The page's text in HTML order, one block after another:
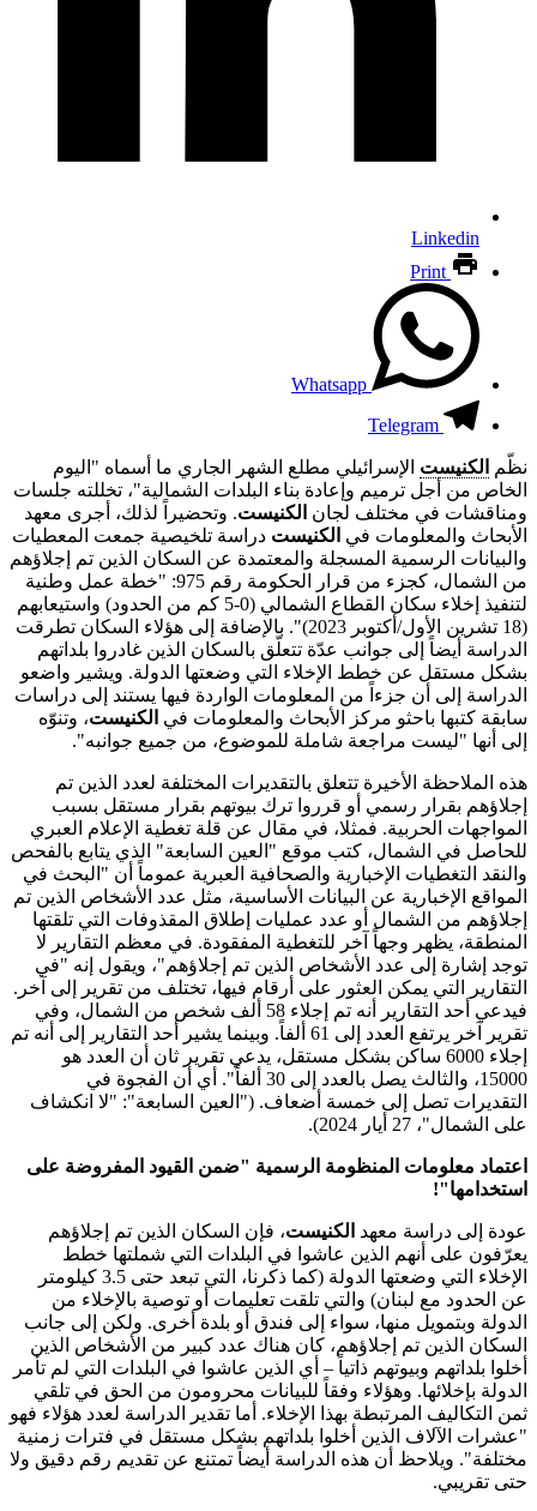
Linkedin
Print
Whatsapp
Telegram
نظّم الكنيست الإسرائيلي مطلع الشهر الجاري ما أسماه "اليوم
الخاص من أجل ترميم وإعادة بناء البلدات الشمالية"، تخللته جلسات
ومناقشات في مختلف لجان الكنيست. وتحضيراً لذلك، أجرى معهد
الأبحاث والمعلومات في الكنيست دراسة تلخيصية جمعت المعطيات
والبيانات الرسمية المسجلة والمعتمدة عن السكان الذين تم إجلاؤهم
من الشمال، كجزء من قرار الحكومة رقم 975: "خطة عمل وطنية
لتنفيذ إخلاء سكان القطاع الشمالي (0-5 كم من الحدود) واستيعابهم
(18 تشرين الأول/أكتوبر 2023)". بالإضافة إلى هؤلاء السكان تطرقت
الدراسة أيضاً إلى جوانب عدّة تتعلّق بالسكان الذين غادروا بلداتهم
بشكل مستقل عن خطط الإخلاء التي وضعتها الدولة. ويشير واضعو
الدراسة إلى أن جزءاً من المعلومات الواردة فيها يستند إلى دراسات
سابقة كتبها باحثو مركز الأبحاث والمعلومات في الكنيست، وتنوّه
إلى أنها "ليست مراجعة شاملة للموضوع، من جميع جوانبه".
هذه الملاحظة الأخيرة تتعلق بالتقديرات المختلفة لعدد الذين تم
إجلاؤهم بقرار رسمي أو قرروا ترك بيوتهم بقرار مستقل بسبب
المواجهات الحربية. فمثلا، في مقال عن قلة تغطية الإعلام العبري
للحاصل في الشمال، كتب موقع "العين السابعة" الذي يتابع بالفحص
والنقد التغطيات الإخبارية والصحافية العبرية عموماً أن "البحث في
المواقع الإخبارية عن البيانات الأساسية، مثل عدد الأشخاص الذين تم
إجلاؤهم من الشمال أو عدد عمليات إطلاق المقذوفات التي تلقتها
المنطقة، يظهر وجهاً آخر للتغطية المفقودة. في معظم التقارير لا
توجد إشارة إلى عدد الأشخاص الذين تم إجلاؤهم"، ويقول إنه "في
التقارير التي يمكن العثور على أرقام فيها، تختلف من تقرير إلى آخر.
فيدعي أحد التقارير أنه تم إجلاء 58 ألف شخص من الشمال، وفي
تقرير آخر يرتفع العدد إلى 61 ألفاً. وبينما يشير أحد التقارير إلى أنه تم
إجلاء 6000 ساكن بشكل مستقل، يدعي تقرير ثان أن العدد هو
15000، والثالث يصل بالعدد إلى 30 ألفاً". أي أن الفجوة في
التقديرات تصل إلى خمسة أضعاف. ("العين السابعة": "لا انكشاف
على الشمال"، 27 أيار 2024).
اعتماد معلومات المنظومة الرسمية "ضمن القيود المفروضة على
استخدامها"!
عودة إلى دراسة معهد الكنيست، فإن السكان الذين تم إجلاؤهم
يعرّفون على أنهم الذين عاشوا في البلدات التي شملتها خطط
الإخلاء التي وضعتها الدولة (كما ذكرنا، التي تبعد حتى 3.5 كيلومتر
عن الحدود مع لبنان) والتي تلقت تعليمات أو توصية بالإخلاء من
الدولة وبتمويل منها، سواء إلى فندق أو بلدة أخرى. ولكن إلى جانب
السكان الذين تم إجلاؤهم، كان هناك عدد كبير من الأشخاص الذين
أخلوا بلداتهم وبيوتهم ذاتياً – أي الذين عاشوا في البلدات التي لم تأمر
الدولة بإخلائها. وهؤلاء وفقاً للبيانات محرومون من الحق في تلقي
ثمن التكاليف المرتبطة بهذا الإخلاء. أما تقدير الدراسة لعدد هؤلاء فهو
"عشرات الآلاف الذين أخلوا بلداتهم بشكل مستقل في فترات زمنية
مختلفة". ويلاحظ أن هذه الدراسة أيضاً تمتنع عن تقديم رقم دقيق ولا
حتى تقريبي.